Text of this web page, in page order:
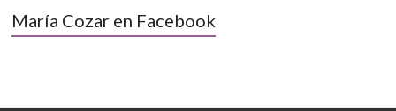
María Cozar en Facebook